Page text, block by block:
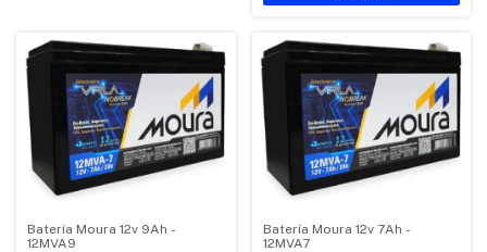
Batería Moura 12v 9Ah -
12MVA9
Batería Moura 12v 7Ah -
12MVA7